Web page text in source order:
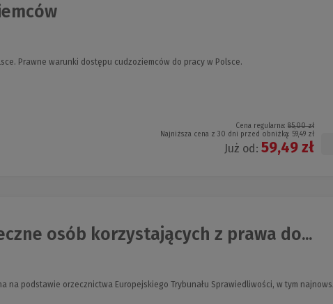
Prawne warunki dostępu cudzoziemców do pracy w Polsce.
Cena regularna: 85,00 zł
Najniższa cena z 30 dni przed obniżką: 59,49 zł
Już od: 59,49 zł
osób korzystających z prawa do...
podstawie orzecznictwa Europejskiego Trybunału Sprawiedliwości, w tym